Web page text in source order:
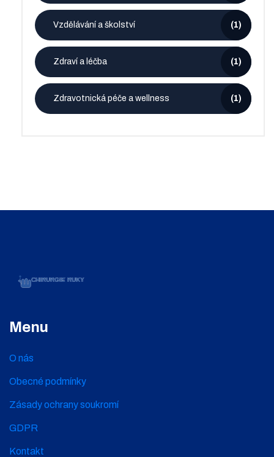
Vzdělávání a školství (1)
Zdraví a léčba (1)
Zdravotnická péče a wellness (1)
Menu
O nás
Obecné podmínky
Zásady ochrany soukromí
GDPR
Kontakt